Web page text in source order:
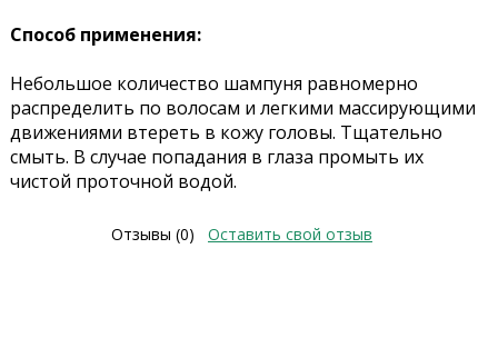
Способ применения:
Небольшое количество шампуня равномерно
распределить по волосам и легкими массирующими
движениями втереть в кожу головы. Тщательно
смыть. В случае попадания в глаза промыть их
чистой проточной водой.
Отзывы (0) Оставить свой отзыв